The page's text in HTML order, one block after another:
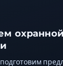
охранной